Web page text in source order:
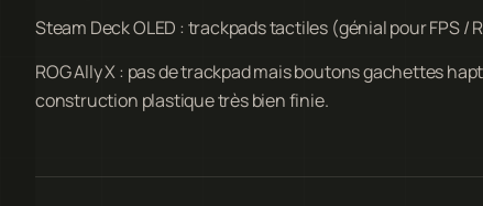
Steam Deck OLED : trackpads tactiles (génial pour FPS /
ROG Ally X : pas de trackpad mais boutons gachettes
construction plastique très bien finie.